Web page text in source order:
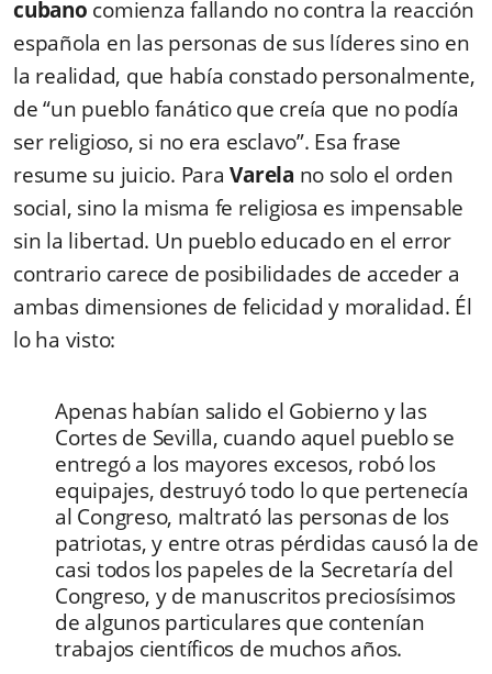
cubano comienza fallando no contra la reacción
española en las personas de sus líderes sino en
la realidad, que había constado personalmente,
de “un pueblo fanático que creía que no podía
ser religioso, si no era esclavo”. Esa frase
resume su juicio. ParaVarela no solo el orden
social, sino la misma fe religiosa es impensable
sin la libertad. Un pueblo educado en el error
contrario carece de posibilidades de acceder a
ambas dimensiones de felicidad y moralidad. Él
lo ha visto:
Apenas habían salido el Gobierno y las
Cortes de Sevilla, cuando aquel pueblo se
entregó a los mayores excesos, robó los
equipajes, destruyó todo lo que pertenecía
al Congreso, maltrató las personas de los
patriotas, y entre otras pérdidas causó la de
casi todos los papeles de la Secretaría del
Congreso, y de manuscritos preciosísimos
de algunos particulares que contenían
trabajos científicos de muchos años.